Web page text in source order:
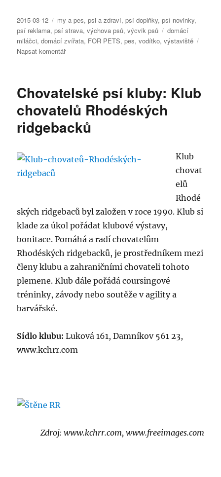
Publikováno:
2015-03-12 Rubriky:
my a pes,psi a zdraví,psí doplňky,psí novinky,
psí reklama,psí strava,výchova psů,výcvik psů Štítky:
domácí
miláčci,domácí zvířata, FOR PETS,pes,vodítko,výstaviště
Napsat komentářpro
5.
veletrh
chovatelských
potřeb
pro
zvířata
FOR
Chovatelské psí kluby: Klub
chovatelů Rhodéských
ridgebacků
Klub
chovat
elů
Rhodé
ských ridgebaců byl založen v roce 1990. Klub si
klade za úkol pořádat klubové výstavy,
bonitace. Pomáhá a radí chovatelům
Rhodéských ridgebacků, je prostředníkem mezi
členy klubu a zahraničními chovateli tohoto
plemene. Klub dále pořádá coursingové
tréninky, závody nebo soutěže v agility a
barvářské.
Sídlo klubu: Luková 161, Damníkov 561 23,
www.kchrr.com
Zdroj: www.kchrr.com, www.freeimages.com